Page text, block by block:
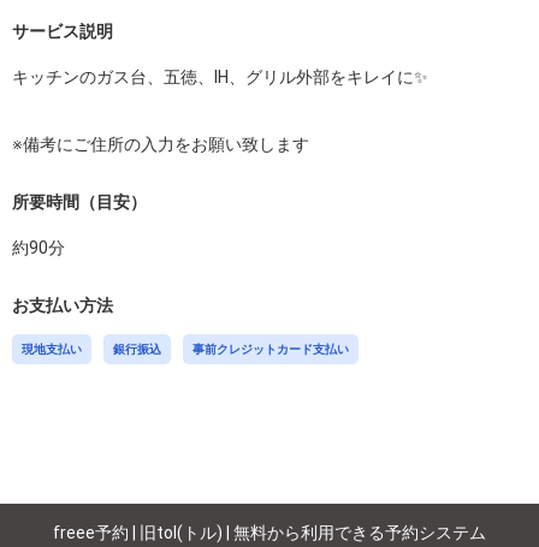
サービス説明
キッチンのガス台、五徳、IH、グリル外部をキレイに✨
※備考にご住所の入力をお願い致します
所要時間（目安）
約90分
お支払い方法
現地支払い 銀行振込 事前クレジットカード支払い
freee予約 | 旧tol(トル) | 無料から利用できる予約システム